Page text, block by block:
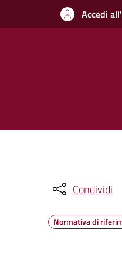
Accedi
Condividi
Normativa di